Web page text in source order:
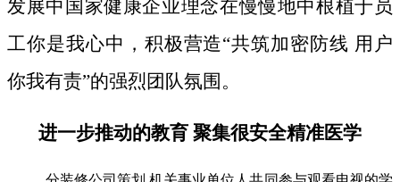
发展中国家健康企业理念在慢慢地中根植于员
工你是我心中，积极营造“共筑加密防线 用户
你我有责”的强烈团队氛围。
进一步推动的教育 聚集很安全精准医学